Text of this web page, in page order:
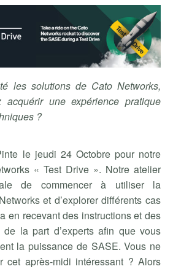
les solutions de Cato Networks,
acquérir une expérience pratique
?
le jeudi 24 Octobre pour notre
« Test Drive ». Notre atelier
de commencer à utiliser la
et d’explorer différents cas
en recevant des instructions et des
la part d’experts afin que vous
la puissance de SASE. Vous ne
cet après-midi intéressant ? Alors